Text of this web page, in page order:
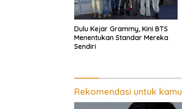
Dulu Kejar Grammy, Kini BTS
Menentukan Standar Mereka
Sendiri
Rekomendasi untuk kamu